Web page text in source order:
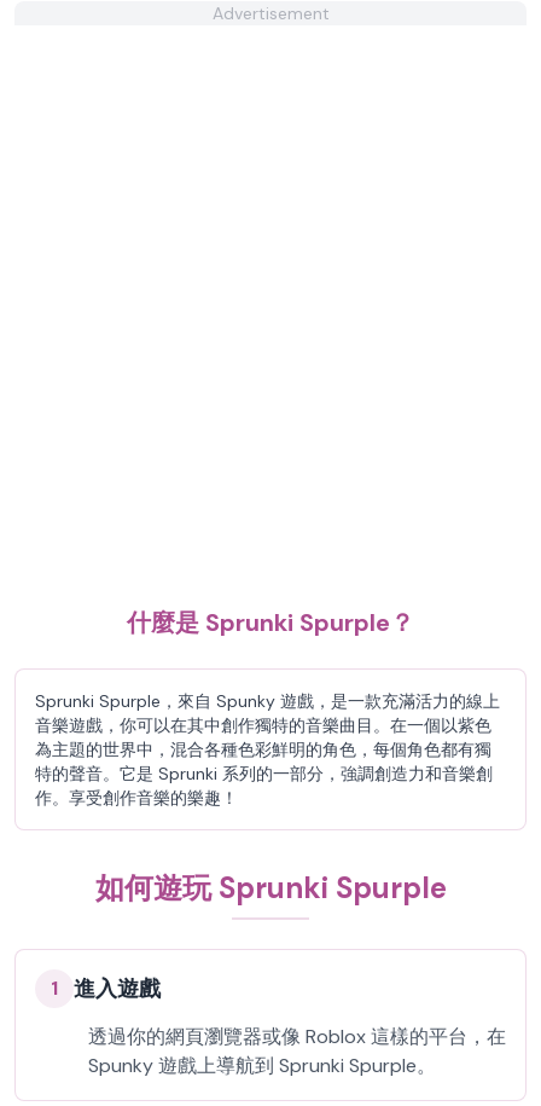
Advertisement
什麼是 Sprunki Spurple？
Sprunki Spurple，來自 Spunky 遊戲，是一款充滿活力的線上
音樂遊戲，你可以在其中創作獨特的音樂曲目。在一個以紫色
為主題的世界中，混合各種色彩鮮明的角色，每個角色都有獨
特的聲音。它是 Sprunki 系列的一部分，強調創造力和音樂創
作。享受創作音樂的樂趣！
如何遊玩 Sprunki Spurple
1 進入遊戲
透過你的網頁瀏覽器或像 Roblox 這樣的平台，在
Spunky 遊戲上導航到 Sprunki Spurple。